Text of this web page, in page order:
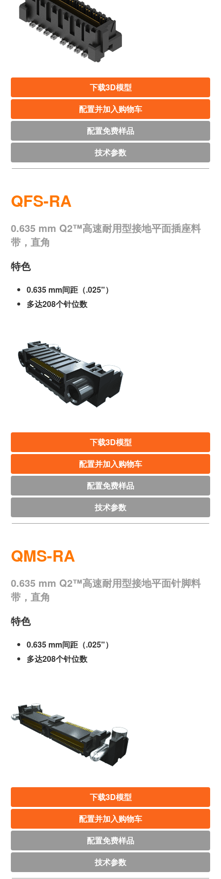
下载3D模型
配置并加入购物车
配置免费样品
技术参数
QFS-RA
0.635 mm Q2™高速耐用型接地平面插座料
带，直角
特色
0.635 mm间距（.025"）
多达208个针位数
下载3D模型
配置并加入购物车
配置免费样品
技术参数
QMS-RA
0.635 mm Q2™高速耐用型接地平面针脚料
带，直角
特色
0.635 mm间距（.025"）
多达208个针位数
下载3D模型
配置并加入购物车
配置免费样品
技术参数